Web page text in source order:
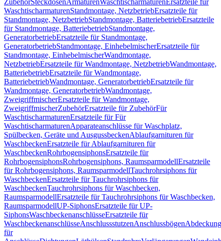
ZubehörSteckdosenArmaturenWaschtischarmaturen Ersatzteile für
WaschtischarmaturenStandmontage, NetzbetriebErsatzteile für
Standmontage, NetzbetriebStandmontage, BatteriebetriebErsatzteile
für Standmontage, BatteriebetriebStandmontage,
GeneratorbetriebErsatzteile für Standmontage,
GeneratorbetriebStandmontage, EinhebelmischerErsatzteile für
Standmontage, EinhebelmischerWandmontage,
NetzbetriebErsatzteile für Wandmontage, NetzbetriebWandmontage,
BatteriebetriebErsatzteile für Wandmontage,
BatteriebetriebWandmontage, GeneratorbetriebErsatzteile für
Wandmontage, GeneratorbetriebWandmontage,
ZweigriffmischerErsatzteile für Wandmontage,
ZweigriffmischerZubehörErsatzteile für ZubehörFür
WaschtischarmaturenErsatzteile für Für
WaschtischarmaturenApparateanschlüsse für Waschplatz,
Spülbecken, Geräte und AusgussbeckenAblaufgarnituren für
WaschbeckenErsatzteile für Ablaufgarnituren für
WaschbeckenRohrbogensiphonsErsatzteile für
RohrbogensiphonsRohrbogensiphons, RaumsparmodellErsatzteile
für Rohrbogensiphons, RaumsparmodellTauchrohrsiphons für
WaschbeckenErsatzteile für Tauchrohrsiphons für
WaschbeckenTauchrohrsiphons für Waschbecken,
RaumsparmodellErsatzteile für Tauchrohrsiphons für Waschbecken,
RaumsparmodellUP-SiphonsErsatzteile für UP-
SiphonsWaschbeckenanschlüsseErsatzteile für
WaschbeckenanschlüsseAnschlussstutzenAnschlussbögen
für